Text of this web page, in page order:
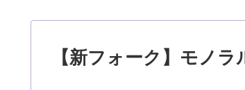
【新フォーク】モノ